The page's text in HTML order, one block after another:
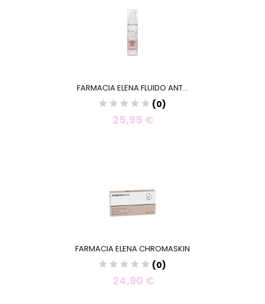
FARMACIA ELENA FLUIDO ANT...
(0)
25,95 €
FARMACIA ELENA CHROMASKIN
(0)
24,90 €